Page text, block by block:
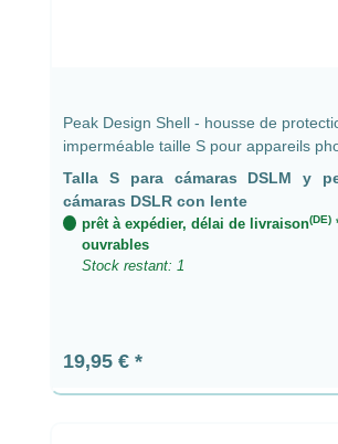
Peak Design Shell - housse de
imperméable taille S pour appareils
et petits reflex avec objectif jusqu'à 9 cm
Talla S para cámaras DSLM y
cámaras DSLR con lente
prêt à expédier, délai de livraison(DE)
ouvrables
Stock restant: 1
Prix régulier :
19,95 €